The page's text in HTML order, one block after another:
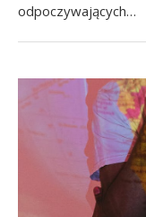
odpoczywających…